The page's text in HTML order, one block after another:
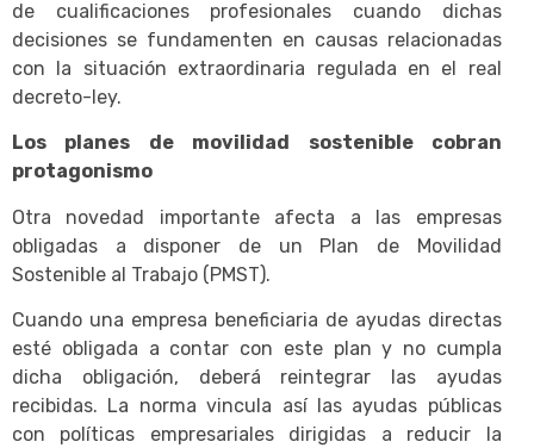
de cualificaciones profesionales cuando dichas
decisiones se fundamenten en causas relacionadas
con la situación extraordinaria regulada en el real
decreto-ley.
Los planes de movilidad sostenible cobran
protagonismo
Otra novedad importante afecta a las empresas
obligadas a disponer de un Plan de Movilidad
Sostenible al Trabajo (PMST).
Cuando una empresa beneficiaria de ayudas directas
esté obligada a contar con este plan y no cumpla
dicha obligación, deberá reintegrar las ayudas
recibidas. La norma vincula así las ayudas públicas
con políticas empresariales dirigidas a reducir la